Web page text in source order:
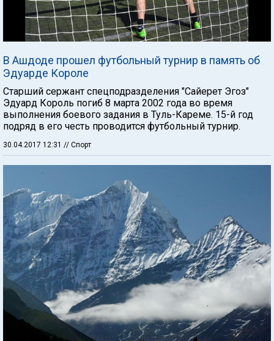
В Ашдоде прошел футбольный турнир в память об
Эдуарде Короле
Старший сержант спецподразделения "Сайерет Эгоз"
Эдуард Король погиб 8 марта 2002 года во время
выполнения боевого задания в Туль-Кареме. 15-й год
подряд в его честь проводится футбольный турнир.
30.04.2017 12:31 // Спорт